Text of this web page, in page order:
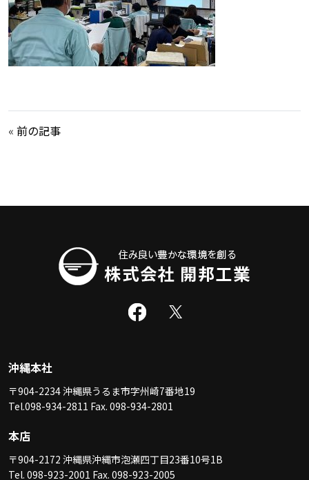
« 前の記事
沖縄本社
〒904-2234 沖縄県うるま市字州崎7番地19
Tel.098-934-2811 Fax. 098-934-2801
本店
〒904-2172 沖縄県沖縄市泡瀬四丁目23番10号1B
Tel. 098-923-2001 Fax. 098-923-2005